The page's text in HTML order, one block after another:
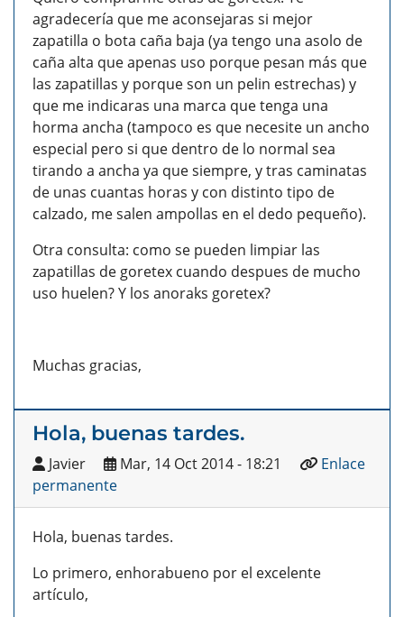
agradecería que me aconsejaras si mejor
zapatilla o bota caña baja (ya tengo una asolo de
caña alta que apenas uso porque pesan más que
las zapatillas y porque son un pelin estrechas) y
que me indicaras una marca que tenga una
horma ancha (tampoco es que necesite un ancho
especial pero si que dentro de lo normal sea
tirando a ancha ya que siempre, y tras caminatas
de unas cuantas horas y con distinto tipo de
calzado, me salen ampollas en el dedo pequeño).
Otra consulta: como se pueden limpiar las
zapatillas de goretex cuando despues de mucho
uso huelen? Y los anoraks goretex?
Muchas gracias,
Hola, buenas tardes.
Javier Mar, 14 Oct 2014 - 18:21
Enlace
permanente
Hola, buenas tardes.
Lo primero, enhorabueno por el excelente
artículo,